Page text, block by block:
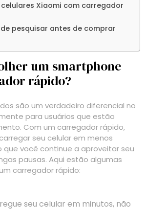
Xiaomi com carregador
pesquisar antes de comprar
um smartphone
rápido?
são um verdadeiro diferencial no
para usuários que estão
Com um carregador rápido,
seu celular em menos
você continue a aproveitar seu
pausas. Aqui estão algumas
carregador rápido:
seu celular em minutos, não